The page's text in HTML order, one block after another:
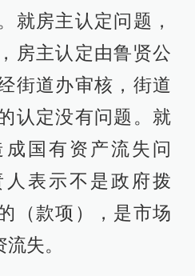
就房主认定问题，
房主认定由鲁贤公
街道办审核，街道
认定没有问题。就
国有资产流失问
表示不是政府拨
（款项），是市场
失。